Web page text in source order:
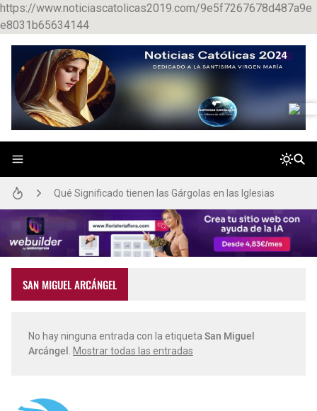
https://www.noticiascatolicas2019.com/9e5f7267678d487a9e
e8031b65634144
Catecismo de la Iglesia Católica Gratis
Qué Significado tienen las Gárgolas en las Iglesias
Catorce Santos Auxiliadores en Tiempos Difíciles
Your free eBook, Mother Angelica’s Reflections on Mercy, is available to download now.
Refutando Falacias Anti-Católicas
SAN MIGUEL ARCÁNGEL
No hay ninguna entrada con la etiqueta San Miguel
Arcángel
Mostrar todas las entradas